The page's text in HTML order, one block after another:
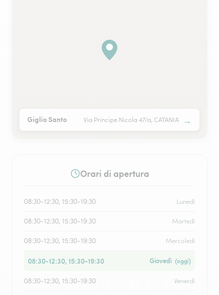
Giglio Santo Via Principe Nicola 47/a, CATANIA →
Orari di apertura
08:30-12:30, 15:30-19:30 Lunedì
08:30-12:30, 15:30-19:30 Martedì
08:30-12:30, 15:30-19:30 Mercoledì
08:30-12:30, 15:30-19:30 Giovedì (oggi)
08:30-12:30, 15:30-19:30 Venerdì